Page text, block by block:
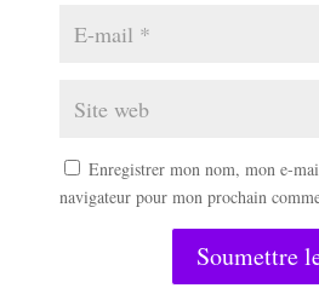
Enregistrer mon nom, mon e-
navigateur pour mon prochain
Soumettre